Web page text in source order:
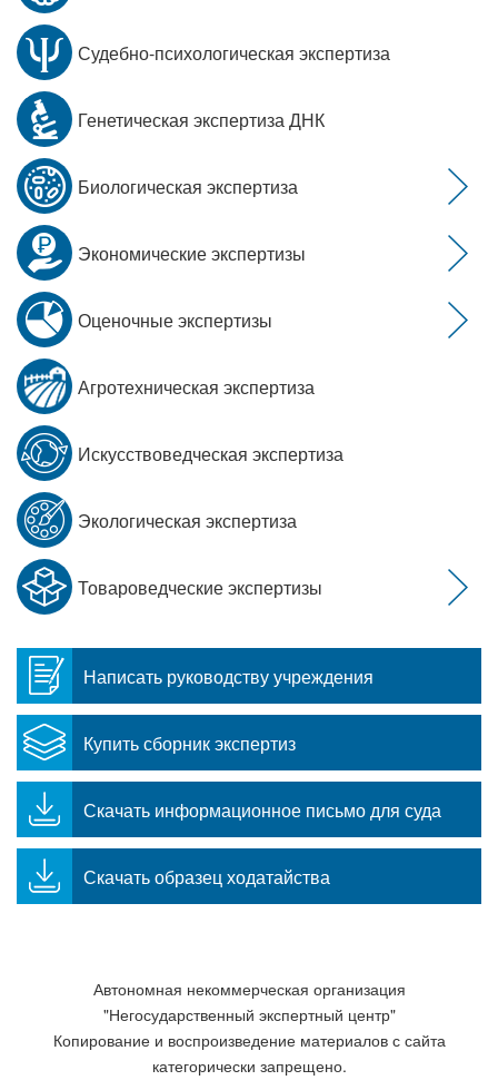
Написать руководству учреждения
Купить сборник экспертиз
Скачать информационное письмо для суда
Скачать образец ходатайства
Судебно-психологическая экспертиза
Генетическая экспертиза ДНК
Биологическая экспертиза
Экономические экспертизы
Оценочные экспертизы
Агротехническая экспертиза
Искусствоведческая экспертиза
Экологическая экспертиза
Товароведческие экспертизы
Автономная некоммерческая организация
"Негосударственный экспертный центр"
Копирование и воспроизведение материалов с сайта
категорически запрещено.